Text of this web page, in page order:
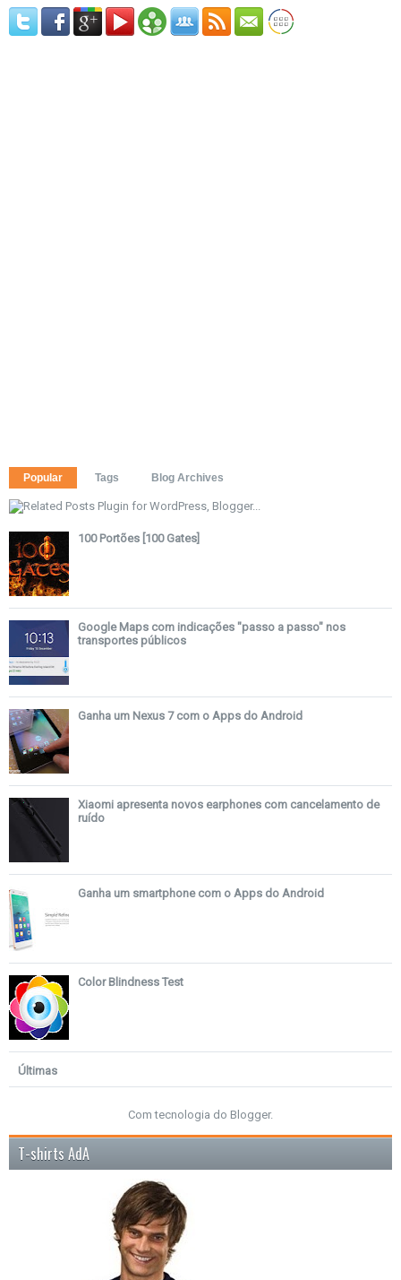
Popular Tags Blog Archives
100 Portões [100 Gates]
Google Maps com indicações "passo a passo" nos
transportes públicos
Ganha um Nexus 7 com o Apps do Android
Xiaomi apresenta novos earphones com cancelamento de
ruído
Ganha um smartphone com o Apps do Android
Color Blindness Test
Últimas
Com tecnologia do Blogger.
T-shirts AdA